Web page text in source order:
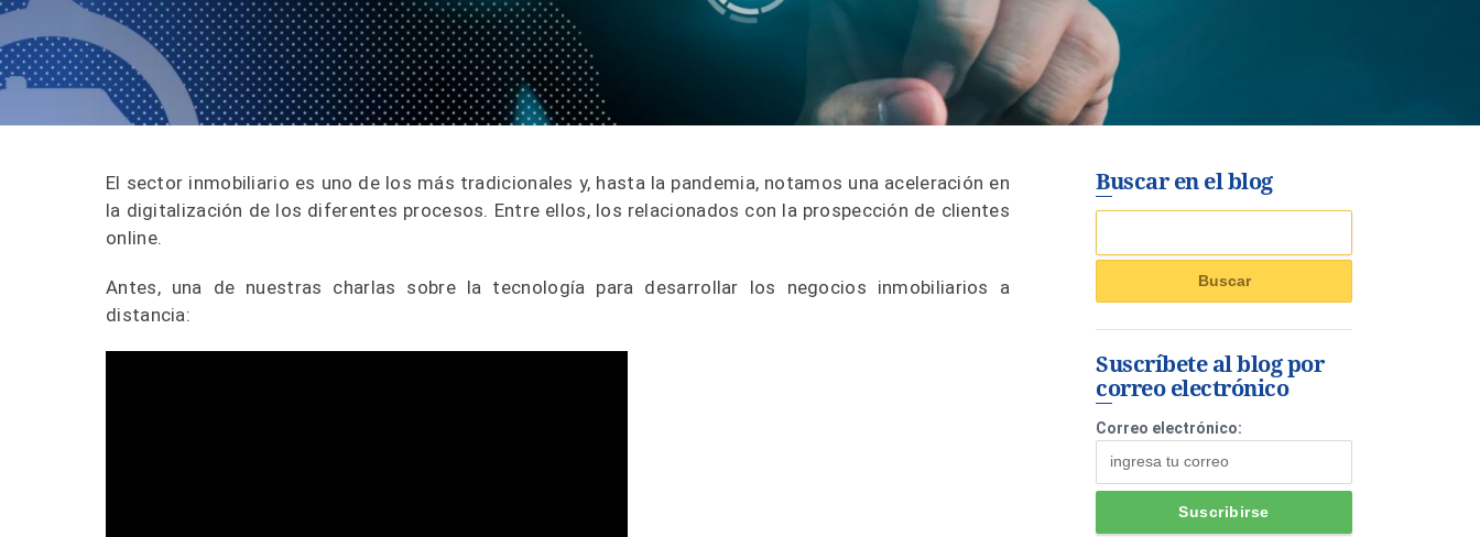
El sector inmobiliario es uno de los más tradicionales y, hasta la pandemia, notamos una aceleración en
la digitalización de los diferentes procesos. Entre ellos, los relacionados con la prospección de clientes
online.
Antes, una de nuestras charlas sobre la tecnología para desarrollar los negocios inmobiliarios a
distancia:
Buscar en el blog
Suscríbete al blog por
correo electrónico
Correo electrónico: